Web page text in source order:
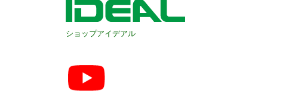
ショップアイデアル